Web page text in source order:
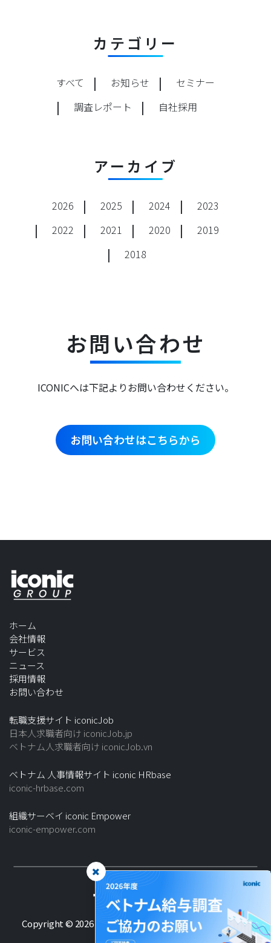
カテゴリー
すべて お知らせ
セミナー
調査レポート
自社採用
アーカイブ
2026 2025 2024
2023
2022
2021 2020
2019
2018
お問い合わせ
ICONICへは下記よりお問い合わせください。
お問い合わせはこちらから
ホーム
会社情報
サービス
ニュース
採用情報
お問い合わせ
転職支援サイト iconicJob
日本人求職者向け iconicJob.jp
ベトナム人求職者向け iconicJob.vn
ベトナム 人事情報サイト iconic HRbase
iconic-hrbase.com
組織サーベイ iconic Empower
iconic-empower.com
Copyright © 2026 ICONIC Co., Ltd. - All Rights Reserved.
プライバシーポリシー